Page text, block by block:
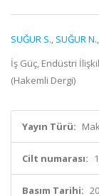
SUĞUR S., SUĞUR N.,
İş Güç, Endüstri
(Hakemli Dergi)
Yayın Türü:
Cilt numarası:
Basım Tarihi: